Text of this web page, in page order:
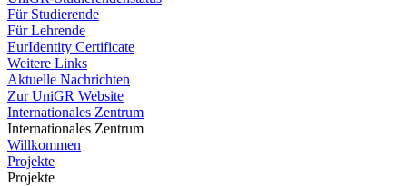
Für Studierende
Für Lehrende
EurIdentity Certificate
Weitere Links
Aktuelle Nachrichten
Zur UniGR Website
Internationales Zentrum
Internationales Zentrum
Willkommen
Projekte
Projekte